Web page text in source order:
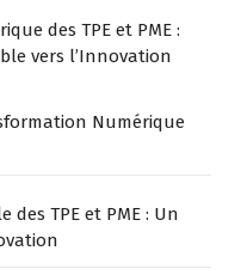
des TPE et PME :
vers l’Innovation
Numérique
TPE et PME : Un